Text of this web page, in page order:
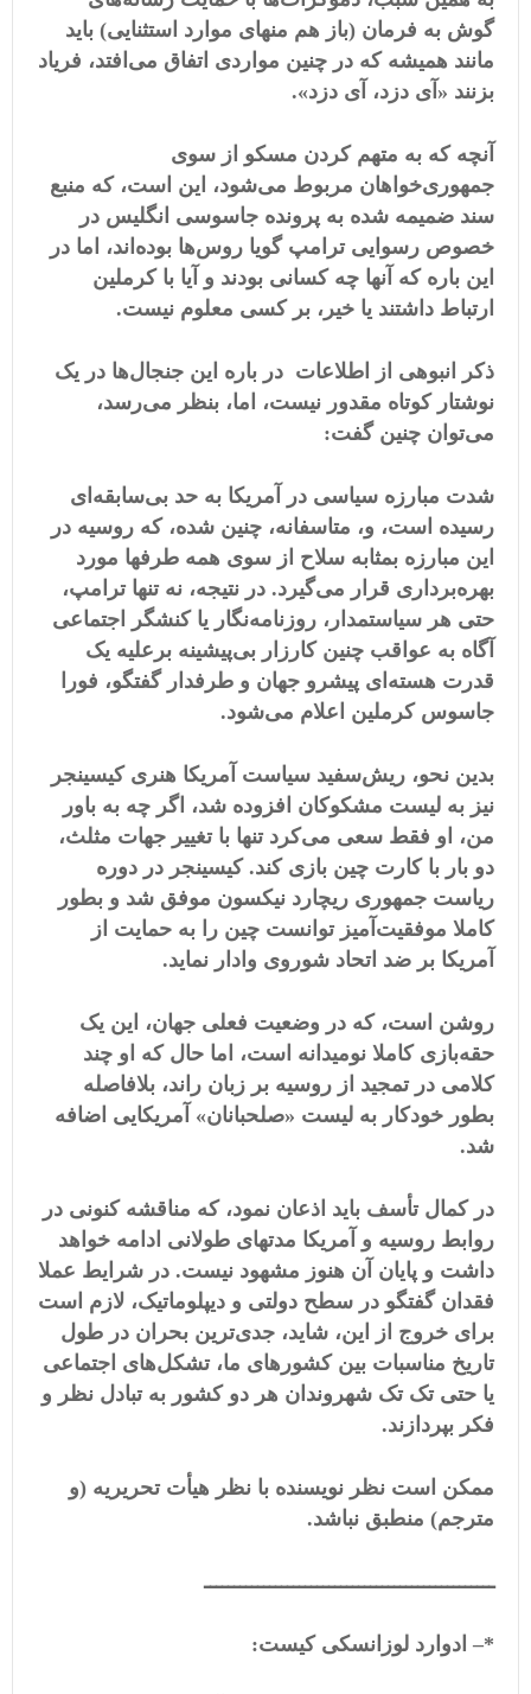
گوش به فرمان (باز هم منهای موارد استثنایی) باید
مانند همیشه که در چنین مواردی اتفاق می‌افتد، فریاد
بزنند «آی دزد، آی دزد».
آنچه که به متهم کردن مسکو از سوی
جمهوری‌خواهان مربوط می‌شود، این است، که منبع
سند ضمیمه شده به پرونده جاسوسی انگلیس در
خصوص رسوایی ترامپ گویا روس‌ها بوده‌اند، اما در
این باره که آنها چه کسانی بودند و آیا با کرملین
ارتباط داشتند یا خیر، بر کسی معلوم نیست.
ذکر انبوهی از اطلاعات در باره این جنجال‌ها در یک
نوشتار کوتاه مقدور نیست، اما، بنظر می‌رسد،
می‌توان چنین گفت:
شدت مبارزه سیاسی در آمریکا به حد بی‌سابقه‌ای
رسیده است، و، متاسفانه، چنین شده، که روسیه در
این مبارزه بمثابه سلاح از سوی همه طرفها مورد
بهره‌برداری قرار می‌گیرد. در نتیجه، نه تنها ترامپ،
حتی هر سیاستمدار، روزنامه‌نگار یا کنشگر اجتماعی
آگاه به عواقب چنین کارزار بی‌پیشینه برعلیه یک
قدرت هسته‌ای پیشرو جهان و طرفدار گفتگو، فورا
جاسوس کرملین اعلام می‌شود.
بدین نحو، ریش‌سفید سیاست آمریکا هنری کیسینجر
نیز به لیست مشکوکان افزوده شد، اگر چه به باور
من، او فقط سعی می‌کرد تنها با تغییر جهات مثلث،
دو بار با کارت چین بازی کند. کیسینجر در دوره
ریاست جمهوری ریچارد نیکسون موفق شد و بطور
کاملا موفقیت‌آمیز توانست چین را به حمایت از
آمریکا بر ضد اتحاد شوروی وادار نماید.
روشن است، که در وضعیت فعلی جهان، این یک
حقه‌بازی کاملا نومیدانه است، اما حال که او چند
کلامی در تمجید از روسیه بر زبان راند، بلافاصله
بطور خودکار به لیست «صلحبانان» آمریکایی اضافه
شد.
در کمال تأسف باید اذعان نمود، که مناقشه کنونی در
روابط روسیه و آمریکا مدتهای طولانی ادامه خواهد
داشت و پایان آن هنوز مشهود نیست. در شرایط عملا
فقدان گفتگو در سطح دولتی و دیپلوماتیک، لازم است
برای خروج از این، شاید، جدی‌ترین بحران در طول
تاریخ مناسبات بین کشورهای ما، تشکل‌های اجتماعی
یا حتی تک تک شهروندان هر دو کشور به تبادل نظر و
فکر بپردازند.
ممکن است نظر نویسنده با نظر هیأت تحریریه (و
مترجم) منطبق نباشد.
ـــــــــــــــــــــــــــــــــــــــــــــــــ
*– ادوارد لوزانسکی کیست: